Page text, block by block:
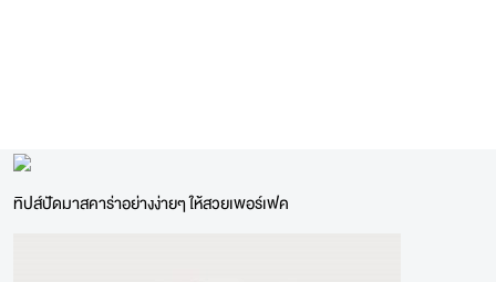
ทิปส์ปัดมาสคาร่าอย่างง่ายๆ ให้สวยเพอร์เฟค